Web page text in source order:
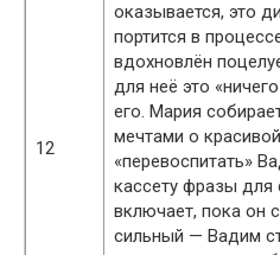
12
оказывается, это
портится в
вдохновлён
для неё это
его. Мария
мечтами о
«перевоспитать»
кассету фразы для
включает, пока он
сильный — Вадим